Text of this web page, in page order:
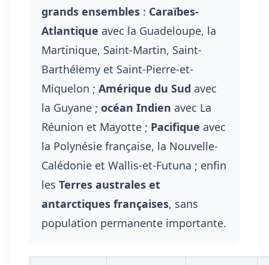
grands ensembles : Caraïbes-
Atlantique avec la Guadeloupe, la
Martinique, Saint-Martin, Saint-
Barthélemy et Saint-Pierre-et-
Miquelon ; Amérique du Sud avec
la Guyane ; océan Indien avec La
Réunion et Mayotte ; Pacifique avec
la Polynésie française, la Nouvelle-
Calédonie et Wallis-et-Futuna ; enfin
les Terres australes et
antarctiques françaises, sans
population permanente importante.